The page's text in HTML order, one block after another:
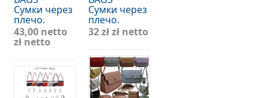
Сумки через
плечо.
43,00 netto
zł netto
Сумки через
плечо.
32 złzł netto